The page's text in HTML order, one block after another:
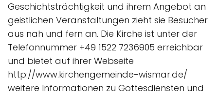
Geschichtsträchtigkeit und ihrem Angebot an
geistlichen Veranstaltungen zieht sie Besucher
aus nah und fern an. Die Kirche ist unter der
Telefonnummer +49 1522 7236905 erreichbar
und bietet auf ihrer Webseite
http://www.kirchengemeinde-wismar.de/
weitere Informationen zu Gottesdiensten und